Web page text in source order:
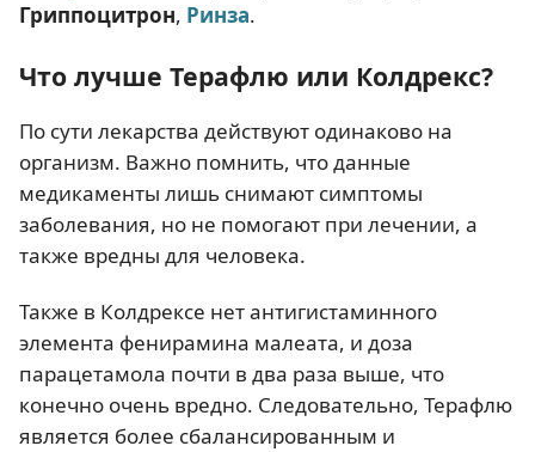
Гриппоцитрон, Ринза.
Что лучше Терафлю или Колдрекс?
По сути лекарства действуют одинаково на
организм. Важно помнить, что данные
медикаменты лишь снимают симптомы
заболевания, но не помогают при лечении, а
также вредны для человека.
Также в Колдрексе нет антигистаминного
элемента фенирамина малеата, и доза
парацетамола почти в два раза выше, что
конечно очень вредно. Следовательно, Терафлю
является более сбалансированным и